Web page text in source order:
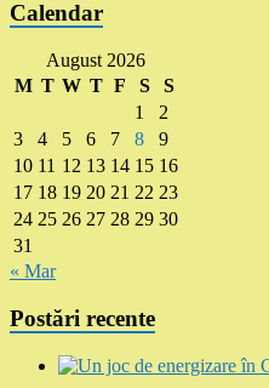
Calendar
August 2026
M T W T F S
S
1
2
3
4 5 6 7 8
9
10 11 12 13 14 15 16
17 18 19 20 21 22 23
24 25 26 27 28 29 30
31
« Mar
Postări recente